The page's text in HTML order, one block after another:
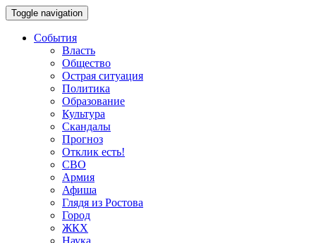
Toggle navigation
События
Власть
Общество
Острая ситуация
Политика
Образование
Культура
Скандалы
Прогноз
Отклик есть!
СВО
Армия
Афиша
Глядя из Ростова
Город
ЖКХ
Наука